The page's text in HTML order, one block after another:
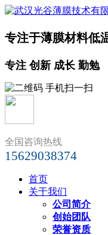
专注于薄膜材料低
专注 创新 成长 勤勉
全国咨询热线
15629038374
首页
关于我们
公司简介
创始团队
荣誉资质